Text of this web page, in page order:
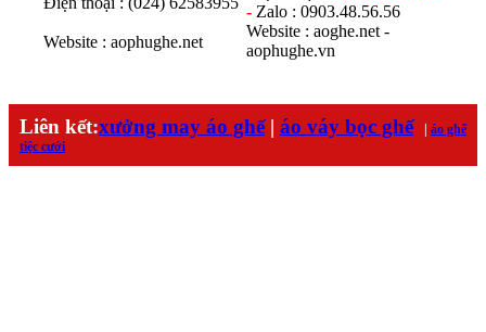
Website : aophughe.net
- Zalo : 0903.48.56.56
Website : aoghe.net -
aophughe.vn
Liên kết:xưởng may áo ghế| áo váy bọc ghế
áo ghế
tiệc cưới